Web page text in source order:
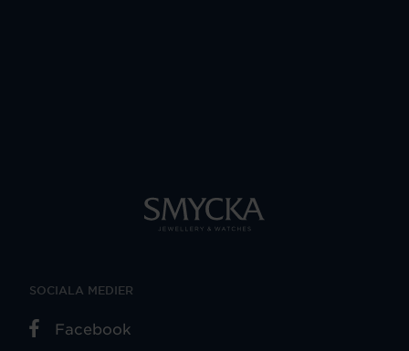
SOCIALA MEDIER
Facebook